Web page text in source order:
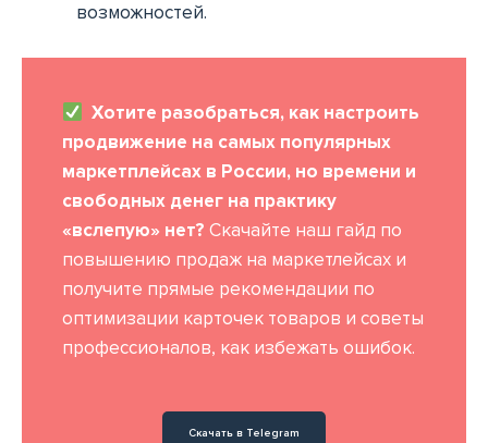
возможностей.
Хотите разобраться, как настроить
продвижение на самых популярных
маркетплейсах в России, но времени и
свободных денег на практику
«вслепую» нет? Скачайте наш гайд по
повышению продаж на маркетлейсах и
получите прямые рекомендации по
оптимизации карточек товаров и советы
профессионалов, как избежать ошибок.
Скачать в Telegram